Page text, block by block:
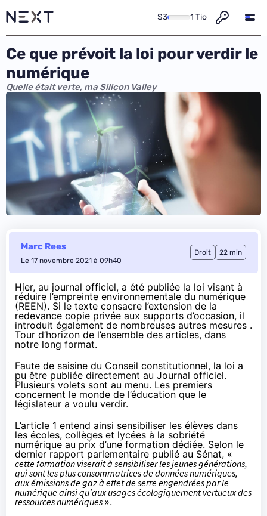
S3 1 Tio
Ce que prévoit la loi pour verdir le
numérique
Quelle était verte, ma Silicon Valley
Marc Rees
Le 17 novembre 2021 à 09h40
Droit 22 min
Hier, au journal officiel, a été publiée la loi visant à
réduire l’empreinte environnementale du numérique
(REEN). Si le texte consacre l’extension de la
redevance copie privée aux supports d’occasion, il
introduit également de nombreuses autres mesures .
Tour d’horizon de l’ensemble des articles, dans
notre long format.
Faute de saisine du Conseil constitutionnel, la loi a
pu être publiée directement au Journal officiel.
Plusieurs volets sont au menu. Les premiers
concernent le monde de l’éducation que le
législateur a voulu verdir.
L’article 1 entend ainsi sensibiliser les élèves dans
les écoles, collèges et lycées à la sobriété
numérique au prix d’une formation dédiée. Selon le
dernier rapport parlementaire publié au Sénat, «
cette formation viserait à sensibiliser les jeunes générations,
qui sont les plus consommatrices de données numériques,
aux émissions de gaz à effet de serre engendrées par le
numérique ainsi qu’aux usages écologiquement vertueux des
ressources numériques ».